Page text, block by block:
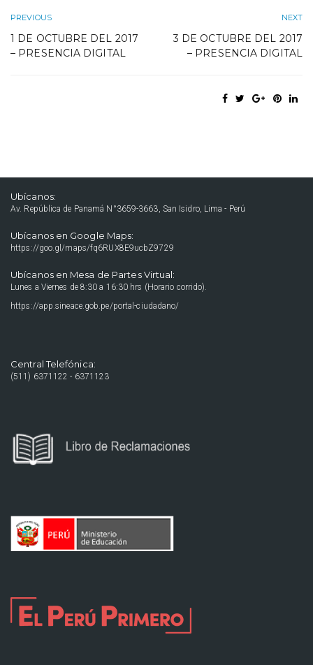
PREVIOUS
1 DE OCTUBRE DEL 2017
– PRESENCIA DIGITAL
NEXT
3 DE OCTUBRE DEL 2017
– PRESENCIA DIGITAL
Ubícanos:
Av. República de Panamá N°3659-3663, San Isidro, Lima - Perú
Ubícanos en Google Maps:
https://goo.gl/maps/fq6RUX8E9ucbZ9729
Ubícanos en Mesa de Partes Virtual:
Lunes a Viernes de 8:30 a 16:30 hrs (Horario corrido).
https://app.sineace.gob.pe/portal-ciudadano/
Central Telefónica:
(511) 6371122 - 6371123